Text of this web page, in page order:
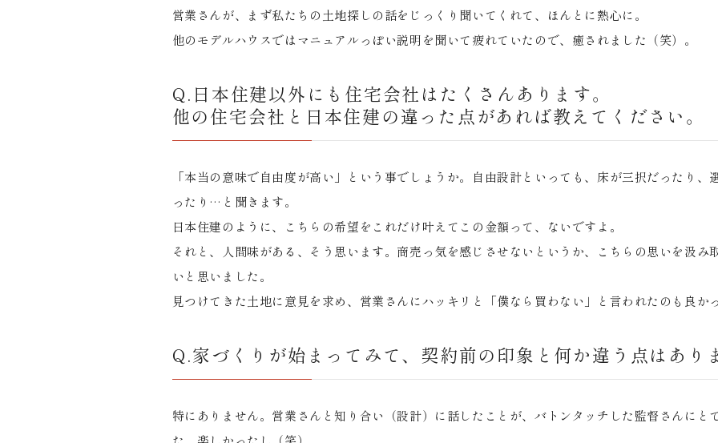
営業さんが、まず私たちの土地探しの話をじっくり聞いてくれて、ほんとに熱心に。
他のモデルハウスではマニュアルっぽい説明を聞いて疲れていたので、癒されました（笑）。
Q.日本住建以外にも住宅会社はたくさんあります。
他の住宅会社と日本住建の違った点があれば教えてください。
「本当の意味で自由度が高い」という事でしょうか。自由設計といっても、床が三択だったり、
ったり…と聞きます。
日本住建のように、こちらの希望をこれだけ叶えてこの金額って、ないですよ。
それと、人間味がある、そう思います。商売っ気を感じさせないというか、こちらの思いを汲み
いと思いました。
見つけてきた土地に意見を求め、営業さんにハッキリと「僕なら買わない」と言われたのも良か
Q.家づくりが始まってみて、契約前の印象と何か違う点はあり
特にありません。営業さんと知り合い（設計）に話したことが、バトンタッチした監督さんにと